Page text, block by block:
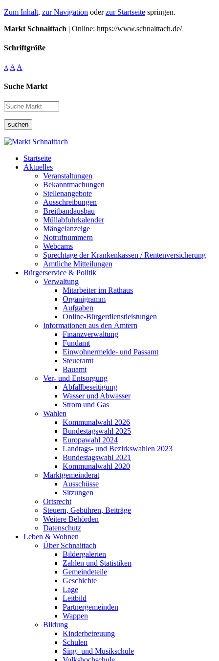
Zum Inhalt, zur Navigation oderzur Startseite springen.
Markt Schnaittach | Online: https://www.schnaittach.de/
Schriftgröße
A A A
Suche Markt
suchen
Startseite
Aktuelles
Veranstaltungen
Bekanntmachungen
Stellenangebote
Ausschreibungen
Breitbandausbau
Müllabfuhrkalender
Mängelanzeige
Notrufnummern
Webcams
Sprechtage der Krankenkassen / Rentenversicherung
Amtliche Mitteilungen
Bürgerservice & Politik
Verwaltung
Mitarbeiter im Rathaus
Organigramm
Aufgaben
Online-Bürgerdienstleistungen
Informationen aus den Ämtern
Finanzverwaltung
Fundamt
Einwohnermelde- und Passamt
Steueramt
Bauamt
Ver- und Entsorgung
Abfallbeseitigung
Wasser und Abwasser
Strom und Gas
Wahlen
Kommunalwahl 2026
Bundestagswahl 2025
Europawahl 2024
Landtags- und Bezirkswahlen 2023
Bundestagswahl 2021
Kommunalwahl 2020
Marktgemeinderat
Ausschüsse
Sitzungen
Ortsrecht
Steuern, Gebühren, Beiträge
Weitere Behörden
Datenschutz
Leben & Wohnen
Über Schnaittach
Bildergalerien
Zahlen und Statistiken
Gemeindeteile
Geschichte
Lage
Leitbild
Partnergemeinden
Wappen
Bildung
Kinderbetreuung
Schulen
Sing- und Musikschule